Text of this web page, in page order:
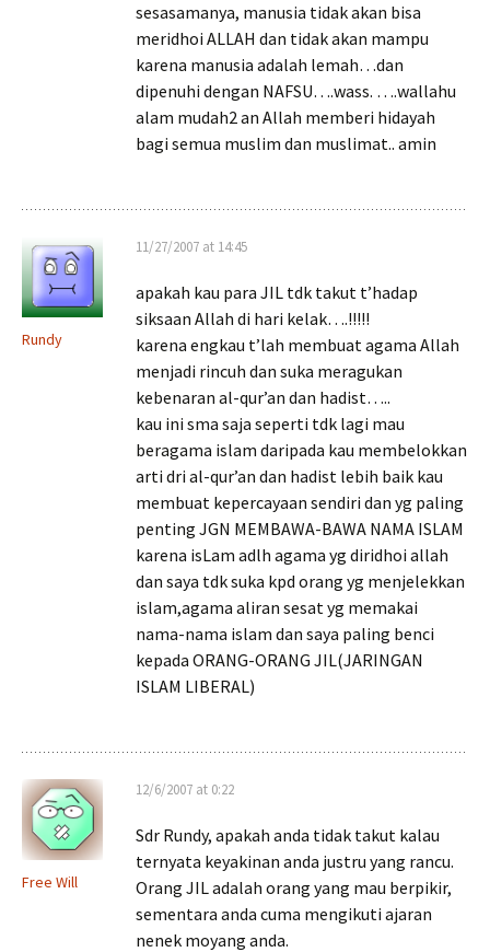
sesasamanya, manusia tidak akan bisa
meridhoi ALLAH dan tidak akan mampu
karena manusia adalah lemah…dan
dipenuhi dengan NAFSU….wass. ….wallahu
alam mudah2 an Allah memberi hidayah
bagi semua muslim dan muslimat.. amin
Rundy
11/27/2007 at 14:45
apakah kau para JIL tdk takut t’hadap
siksaan Allah di hari kelak….!!!!!
karena engkau t’lah membuat agama Allah
menjadi rincuh dan suka meragukan
kebenaran al-qur’an dan hadist…..
kau ini sma saja seperti tdk lagi mau
beragama islam daripada kau membelokkan
arti dri al-qur’an dan hadist lebih baik kau
membuat kepercayaan sendiri dan yg paling
penting JGN MEMBAWA-BAWA NAMA ISLAM
karena isLam adlh agama yg diridhoi allah
dan saya tdk suka kpd orang yg menjelekkan
islam,agama aliran sesat yg memakai
nama-nama islam dan saya paling benci
kepada ORANG-ORANG JIL(JARINGAN
ISLAM LIBERAL)
Free Will
12/6/2007 at 0:22
Sdr Rundy, apakah anda tidak takut kalau
ternyata keyakinan anda justru yang rancu.
Orang JIL adalah orang yang mau berpikir,
sementara anda cuma mengikuti ajaran
nenek moyang anda.